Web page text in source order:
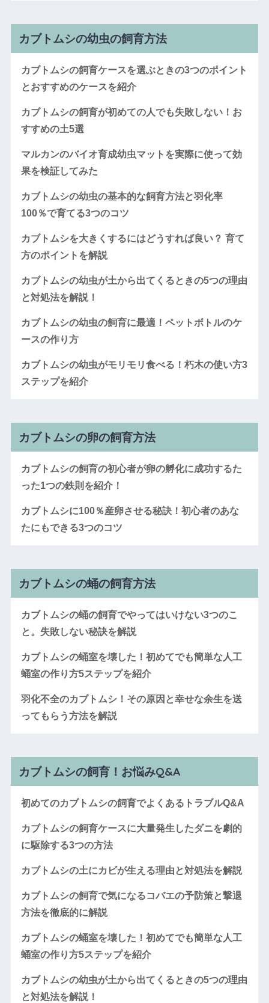
カブトムシの幼虫の飼育方法
カブトムシの飼育ケースを選ぶときの3つのポイント
とおすすめのケースを紹介
カブトムシの飼育が初めての人でも失敗しない！お
すすめの土5選
マルカンのバイオ育成幼虫マットを実際に使って効
果を検証してみた
カブトムシの幼虫の基本的な飼育方法と羽化率
100％で育てる3つのコツ
カブトムシを大きくするにはどうすれば良い？ 育て
方のポイントを解説
カブトムシの幼虫が土から出てくるときの5つの理由
と対処法を解説！
カブトムシの幼虫の飼育に最適！ペットボトルのケ
ースの作り方
カブトムシの幼虫がモリモリ食べる！朽木の使い方3
ステップを紹介
カブトムシの卵の飼育方法
カブトムシの飼育の初心者が卵の孵化に成功するた
った1つの鉄則を紹介！
カブトムシに100％産卵させる秘訣！初心者のあな
たにもできる3つのコツ
カブトムシの蛹の飼育方法
カブトムシの蛹の飼育でやってはいけない3つのこ
と。失敗しない秘訣を解説
カブトムシの蛹室を壊した！初めてでも簡単な人工
蛹室の作り方5ステップを紹介
羽化不全のカブトムシ！その原因と幸せな余生を送
ってもらう方法を解説
カブトムシの飼育！お悩みQ&A
初めてのカブトムシの飼育でよくあるトラブルQ&A
カブトムシの飼育ケースに大量発生したダニを劇的
に駆除する3つの方法
カブトムシの土にカビが生える理由と対処法を解説
カブトムシの飼育で気になるコバエの予防策と撃退
方法を徹底的に解説
カブトムシの蛹室を壊した！初めてでも簡単な人工
蛹室の作り方5ステップを紹介
カブトムシの幼虫が土から出てくるときの5つの理由
と対処法を解説！